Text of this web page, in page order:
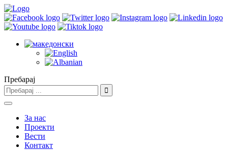
Пребарај
За нас
Проекти
Вести
Контакт